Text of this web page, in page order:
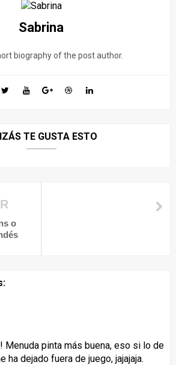
Sabrina
biography of the post author.
TE GUSTA ESTO
o
Menuda pinta más buena, eso si lo de
ha dejado fuera de juego, jajajaja.